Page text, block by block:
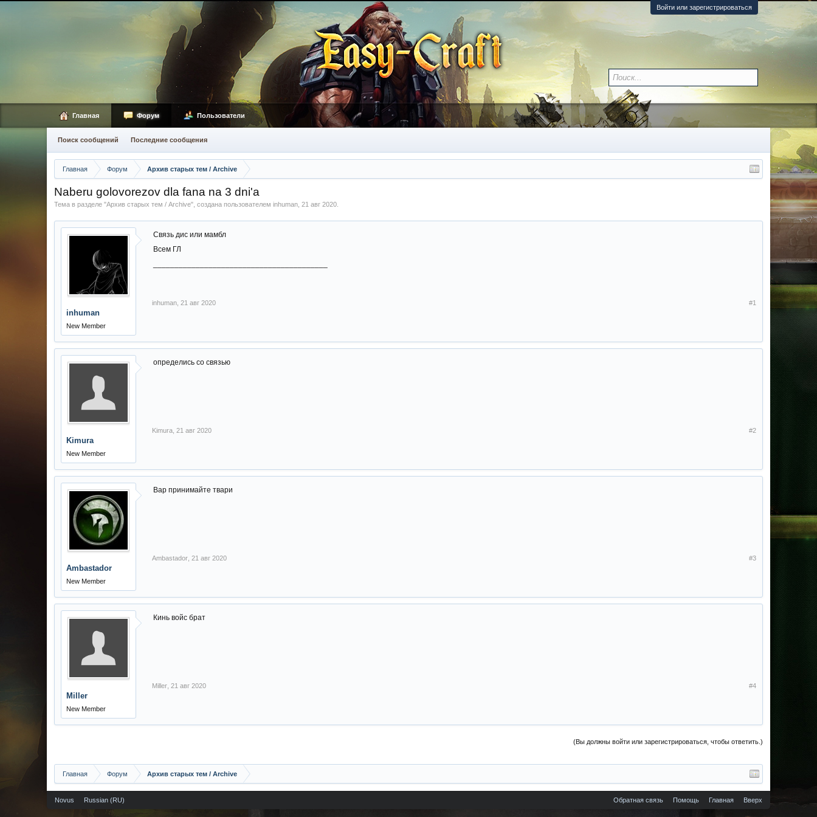
Войти или зарегистрироваться
Главная Форум Архив старых тем / Archive
Naberu golovorezov dla fana na 3 dni'a
Тема в разделе "Архив старых тем / Archive", создана пользователем inhuman 21 авг 2020
inhuman
New Member
Связь дис или мамбл
Всем ГЛ
inhuman 21 авг 2020 #1
Kimura
New Member
определись со связью
Kimura 21 авг 2020 #2
Ambastador
New Member
Вар принимайте твари
Ambastador 21 авг 2020 #3
Miller
New Member
Кинь войс брат
Miller 21 авг 2020 #4
(Вы должны войти или зарегистрироваться, чтобы ответить.)
Главная Форум Архив старых тем / Archive
Главная Форум
Поиск сообщений Последние сообщения
Пользователи
Novus Russian (RU) Обратная связь Помощь Главная Вверх